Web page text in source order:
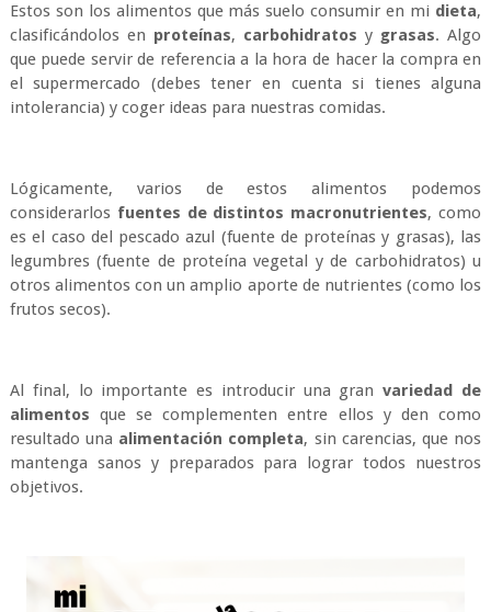
Estos son los alimentos que más suelo consumir en mi dieta,
clasificándolos en proteínas, carbohidratosy grasas. Algo
que puede servir de referencia a la hora de hacer la compra en
el supermercado (debes tener en cuenta si tienes alguna
intolerancia) y coger ideas para nuestras comidas.
Lógicamente, varios de estos alimentos podemos
considerarlos fuentes de distintos macronutrientes, como
es el caso del pescado azul (fuente de proteínas y grasas), las
legumbres (fuente de proteína vegetal y de carbohidratos) u
otros alimentos con un amplio aporte de nutrientes (como los
frutos secos).
Al final, lo importante es introducir una granvariedad de
alimentos que se complementen entre ellos y den como
resultado una alimentación completa, sin carencias, que nos
mantenga sanos y preparados para lograr todos nuestros
objetivos.